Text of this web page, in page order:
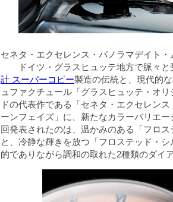
セネタ・エクセレンス・パノラマデイト
ドイツ・グラスヒュッテ地方で脈々と
計 スーパーコピー製造の伝統と、現代的
ュファクチュール「グラスヒュッテ・オ
ドの代表作である「セネタ・エクセレン
ーンフェイズ」に、新たなカラーバリエ
回発表されたのは、温かみのある「フロ
と、冷静な輝きを放つ「フロステッド・
的でありながら調和の取れた2種類のダイ